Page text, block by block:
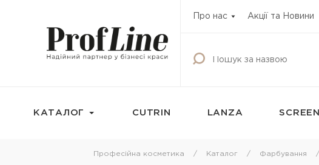
Про нас Акції та Новини
КАТАЛОГ CUTRIN LANZA SCREEN
Професійна косметика Каталог Фарбування